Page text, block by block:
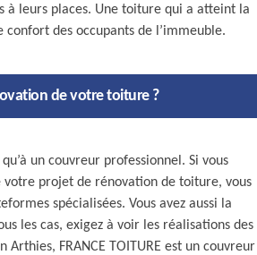
à leurs places. Une toiture qui a atteint la
des occupants de l’immeuble.
de votre toiture ?
un couvreur professionnel. Si vous
projet de rénovation de toiture, vous
spécialisées. Vous avez aussi la
les cas, exigez à voir les réalisations des
FRANCE TOITURE est un couvreur